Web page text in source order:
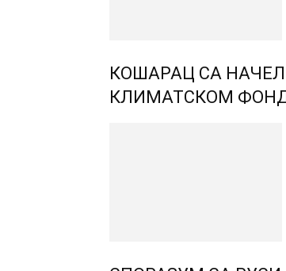
КОШАРАЦ СА
КЛИМАТСКОМ